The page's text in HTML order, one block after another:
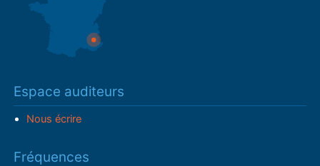
Espace auditeurs
Nous écrire
Fréquences